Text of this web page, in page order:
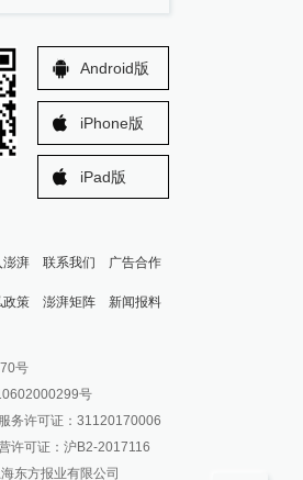
Android版
iPhone版
iPad版
澎湃 联系我们 广告合作
政策 澎湃矩阵
新闻公众号
新闻抖音号
万物开放平台
SHANGHAI
新闻报料
号
号
务许可证：31120170006
许可证：沪B2-2017116
东方报业有限公司